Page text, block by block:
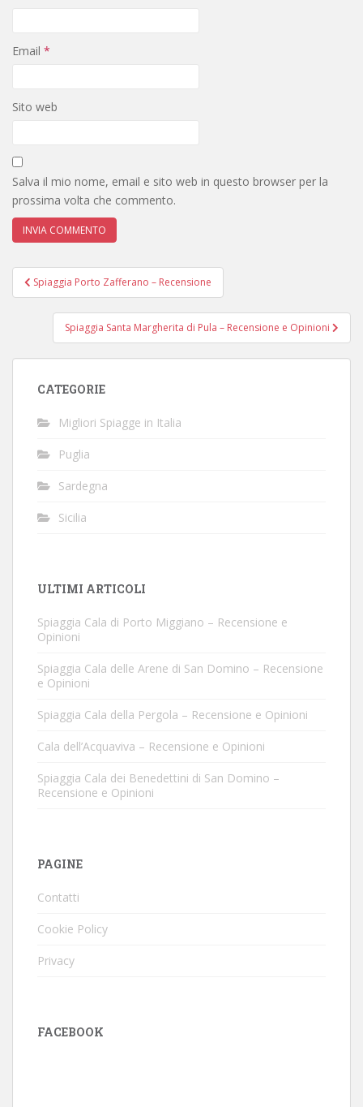
Email *
Sito web
Salva il mio nome, email e sito web in questo browser per la
prossima volta che commento.
Navigazione
articoli
Spiaggia Porto Zafferano – Recensione
Spiaggia Santa Margherita di Pula – Recensione e Opinioni
CATEGORIE
Migliori Spiagge in Italia
Puglia
Sardegna
Sicilia
ULTIMI ARTICOLI
Spiaggia Cala di Porto Miggiano – Recensione e
Opinioni
Spiaggia Cala delle Arene di San Domino – Recensione
e Opinioni
Spiaggia Cala della Pergola – Recensione e Opinioni
Cala dell’Acquaviva – Recensione e Opinioni
Spiaggia Cala dei Benedettini di San Domino –
Recensione e Opinioni
PAGINE
Contatti
Cookie Policy
Privacy
FACEBOOK